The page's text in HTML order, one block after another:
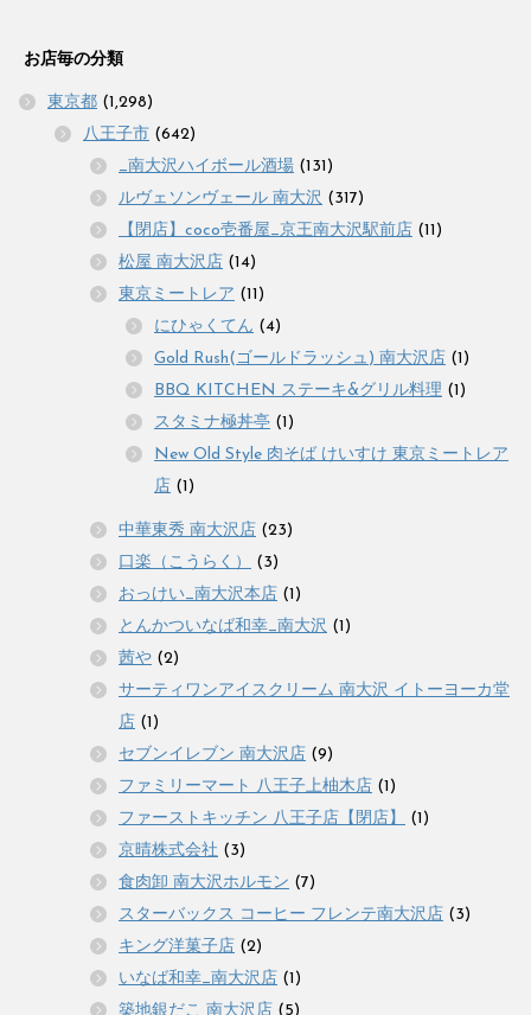
お店毎の分類
東京都 (1,298)
八王子市 (642)
_南大沢ハイボール酒場 (131)
ルヴェソンヴェール 南大沢 (317)
【閉店】coco壱番屋_京王南大沢駅前店 (11)
松屋 南大沢店 (14)
東京ミートレア (11)
にひゃくてん (4)
Gold Rush(ゴールドラッシュ) 南大沢店 (1)
BBQ KITCHEN ステーキ&グリル料理 (1)
スタミナ極丼亭 (1)
New Old Style 肉そば けいすけ 東京ミートレア
店 (1)
中華東秀 南大沢店 (23)
口楽（こうらく）
(3)
おっけい_南大沢本店 (1)
とんかついなば和幸_南大沢 (1)
茜や (2)
サーティワンアイスクリーム 南大沢 イトーヨーカ堂
店 (1)
セブンイレブン 南大沢店 (9)
ファミリーマート 八王子上柚木店 (1)
ファーストキッチン 八王子店【閉店】
(1)
京晴株式会社 (3)
食肉卸 南大沢ホルモン (7)
スターバックス コーヒー フレンテ南大沢店 (3)
キング洋菓子店 (2)
いなば和幸_南大沢店 (1)
築地銀だこ 南大沢店 (5)